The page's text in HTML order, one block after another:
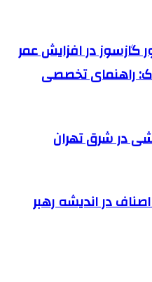
در افزایش عمر
راهنمای تخصصی
در شرق تهران
در اندیشه رهبر